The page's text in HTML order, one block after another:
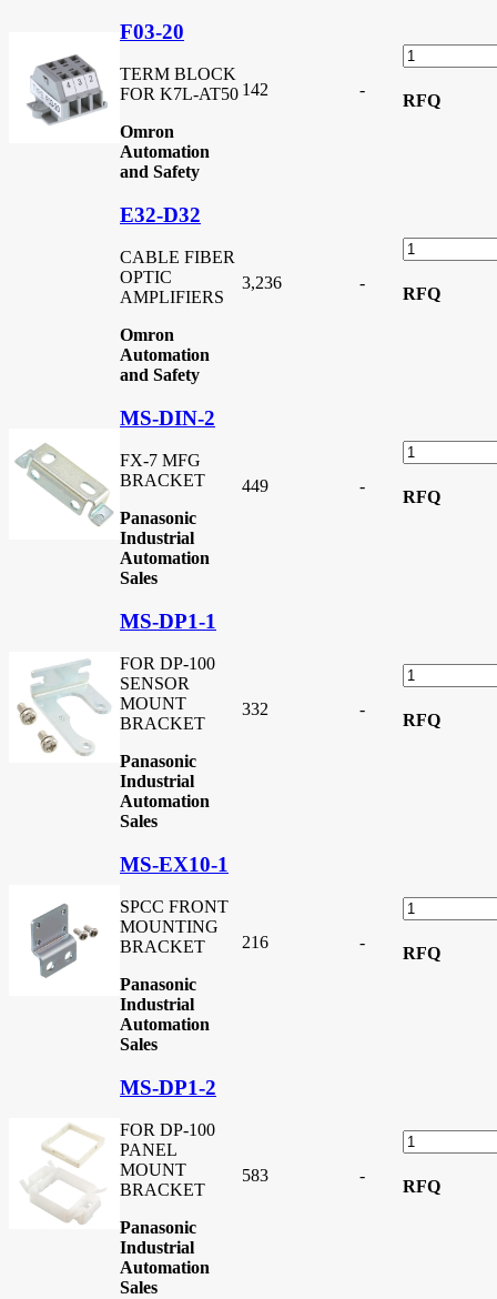
F03-20
TERM BLOCK
FOR K7L-AT50
Omron
Automation
and Safety
142 -
RFQ
E32-D32
CABLE FIBER
OPTIC
AMPLIFIERS
Omron
Automation
and Safety
3,236 -
RFQ
MS-DIN-2
FX-7 MFG
BRACKET
Panasonic
Industrial
Automation
Sales
449 -
RFQ
MS-DP1-1
FOR DP-100
SENSOR
MOUNT
BRACKET
Panasonic
Industrial
Automation
Sales
332 -
RFQ
MS-EX10-1
SPCC FRONT
MOUNTING
BRACKET
Panasonic
Industrial
Automation
Sales
216 -
RFQ
MS-DP1-2
FOR DP-100
PANEL
MOUNT
BRACKET
Panasonic
Industrial
Automation
Sales
583 -
RFQ